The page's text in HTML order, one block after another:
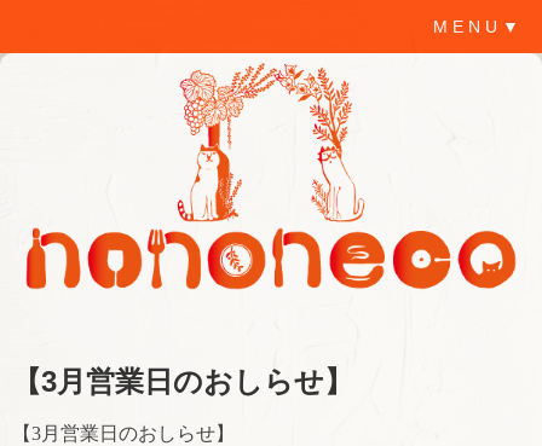
M E N U ▼
【3月営業日のおしらせ】
【3月営業日のおしらせ】